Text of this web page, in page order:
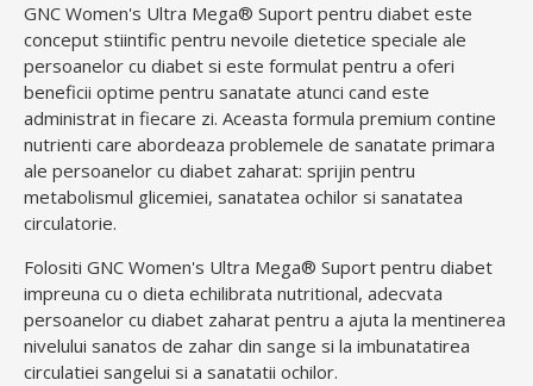
GNC Women's Ultra Mega® Suport pentru diabet este
conceput stiintific pentru nevoile dietetice speciale ale
persoanelor cu diabet si este formulat pentru a oferi
beneficii optime pentru sanatate atunci cand este
administrat in fiecare zi. Aceasta formula premium contine
nutrienti care abordeaza problemele de sanatate primara
ale persoanelor cu diabet zaharat: sprijin pentru
metabolismul glicemiei, sanatatea ochilor si sanatatea
circulatorie.
Folositi GNC Women's Ultra Mega® Suport pentru diabet
impreuna cu o dieta echilibrata nutritional, adecvata
persoanelor cu diabet zaharat pentru a ajuta la mentinerea
nivelului sanatos de zahar din sange si la imbunatatirea
circulatiei sangelui si a sanatatii ochilor.